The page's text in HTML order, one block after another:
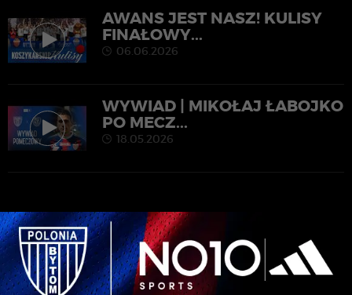
AWANS JEST NASZ! KULISY
FINAŁOWY...
06.06.2026
WYWIAD | MIKOŁAJ ŁABOJKO
PO MECZ...
18.05.2026